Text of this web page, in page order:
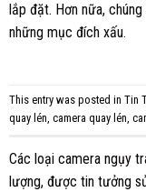
lắp đặt. Hơn nữa,
những mục đích xấu.
This entry was posted in Tin
quay lén, camera quay lén,
Các loại camera ngụy
lượng, được tin tưởng